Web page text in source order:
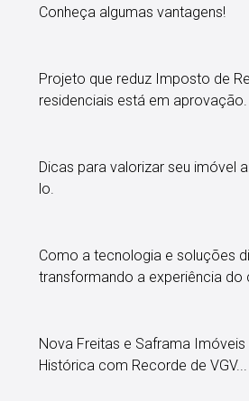
Conheça algumas vantagens!
Projeto que reduz Imposto de
residenciais está em aprovação.
Dicas para valorizar seu imóvel
lo.
Como a tecnologia e soluções
transformando a experiência do
Nova Freitas e Saframa Imóveis
Histórica com Recorde de VGV...